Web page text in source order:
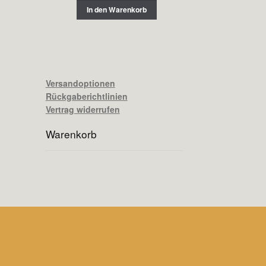
In den Warenkorb
Versandoptionen
Rückgaberichtlinien
Vertrag widerrufen
Warenkorb